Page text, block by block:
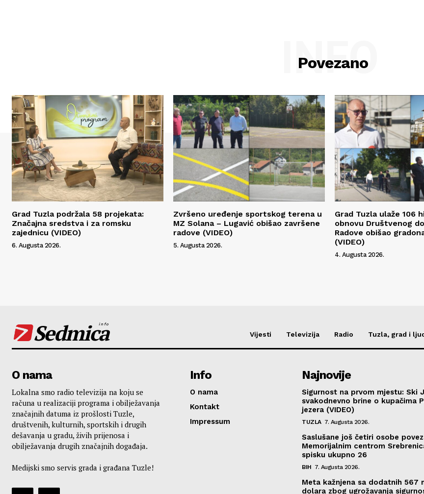
Povezano
INFO
Grad Tuzla podržala 58 projekata:
Značajna sredstva i za romsku
zajednicu (VIDEO)
6. Augusta 2026.
Zvršeno uređenje sportskog terena u
MZ Solana – Lugavić obišao završene
radove (VIDEO)
5. Augusta 2026.
Grad Tuzla ulaže 106
obnovu Društvenog
Radove obišao
(VIDEO)
4. Augusta 2026.
Sedmica
info
Vijesti Televizija Radio Tuzla, grad i
O nama
Lokalna smo radio televizija na koju se
računa u realizaciji programa i obilježavanja
značajnih datuma iz prošlosti Tuzle,
društvenih, kulturnih, sportskih i drugih
dešavanja u gradu, živih prijenosa i
obilježavanja drugih značajnih događaja.
Medijski smo servis grada i građana Tuzle!
Info
O nama
Kontakt
Impressum
Najnovije
Sigurnost na prvom mjestu: Ski
svakodnevno brine o kupačima
jezera (VIDEO)
TUZLA 7. Augusta 2026.
Saslušane još četiri osobe
Memorijalnim centrom
spisku ukupno 26
BIH 7. Augusta 2026.
Meta kažnjena sa dodatnih 567
dolara zbog ugrožavanja